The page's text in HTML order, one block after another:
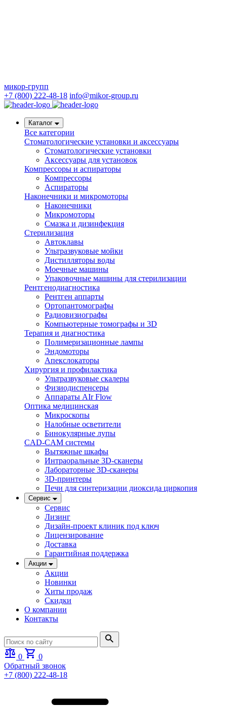
микор-групп
+7 (800) 222-48-18 info@mikor-group.ru
Каталог
Все категории
Стоматологические установки и аксессуары
Стоматологические установки
Аксессуары для установок
Компрессоры и аспираторы
Компрессоры
Аспираторы
Наконечники и микромоторы
Наконечники
Микромоторы
Смазка и дизинфекция
Стерилизация
Автоклавы
Ультразвуковые мойки
Дистилляторы воды
Моечные машины
Упаковочные машины для стерилизации
Рентгенодиагностика
Рентген аппарты
Ортопантомографы
Радиовизиографы
Компьютерные томографы и 3D
Терапия и диагностика
Полимеризационные лампы
Эндомоторы
Апекслокаторы
Хирургия и профилактика
Ультразвуковые скалеры
Физиодиспенсеры
Аппараты AIr Flow
Оптика медицинская
Микроскопы
Налобные осветители
Бинокулярные лупы
CAD-CAM системы
Вытяжные шкафы
Интраоральные 3D-сканеры
Лабораторные 3D-сканеры
3D-принтеры
Печи для синтеризации диоксида циркопия
Сервис
Сервис
Лизинг
Дизайн-проект клиник под ключ
Лицензирование
Доставка
Гарантийная поддержка
Акции
Акции
Новинки
Хиты продаж
Скидки
О компании
Контакты
0
0
Обратный звонок
+7 (800) 222-48-18